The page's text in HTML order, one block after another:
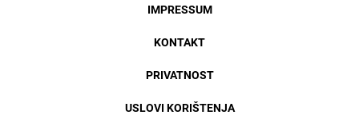
IMPRESSUM
KONTAKT
PRIVATNOST
USLOVI KORIŠTENJA